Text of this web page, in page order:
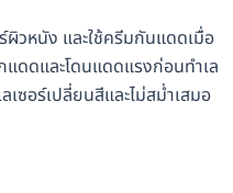
วหนัง และใช้ครีมกันแดดเมื่อ
ดดและโดนแดดแรงก่อนทำเล
เซอร์เปลี่ยนสีและไม่สม่ำเสมอ